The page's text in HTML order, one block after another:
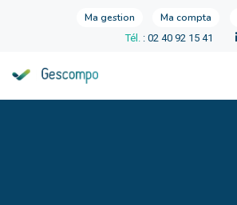
Ma gestion Ma compta
Tél. : 02 40 92 15 41